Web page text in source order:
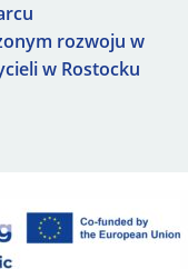
rozwoju w
w Rostocku